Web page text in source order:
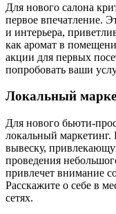
Для нового салона
первое впечатление.
и интерьера,
как аромат в
акции для первых
попробовать ваши
Локальный
Для нового бьюти-
локальный маркетинг.
вывеску,
проведения
привлечет внимание
Расскажите о себе в
сетях.